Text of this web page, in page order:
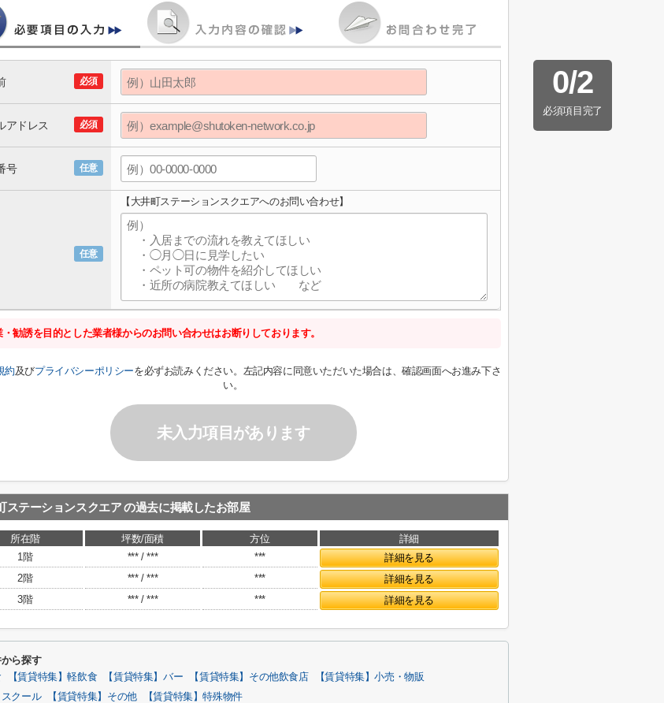
0/2
必須項目完了
必須
必須
アドレス
任意
号
任意
【大井町ステーションスクエアへのお問い合わせ】
勧誘を目的とした業者様からのお問い合わせはお断りしております。
約及びプライバシーポリシーを必ずお読みください。左記内容に同意いただいた場合は、確認画面へお進み下さ
い。
未入力項目があります
ステーションスクエア の過去に掲載したお部屋
所在階 坪数/面積 方位
詳細
1階
*** / *** ***
詳細を見る
2階
*** / *** ***
詳細を見る
3階
*** / *** *** 詳細を見る
ら探す
【賃貸特集】軽飲食 【賃貸特集】バー 【賃貸特集】その他飲食店
【賃貸特集】小売・物販
スクール 【賃貸特集】その他 【賃貸特集】特殊物件